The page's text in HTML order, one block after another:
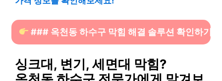
### 옥천동 하수구 막힘 해결 솔루션 확인하기
싱크대, 변기, 세면대 막힘?